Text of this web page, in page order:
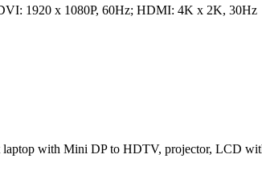
1920 x 1080P, 60Hz; HDMI: 4K x 2K, 30Hz
with Mini DP to HDTV, projector, LCD